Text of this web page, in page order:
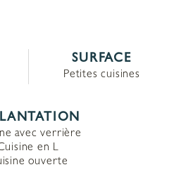
SURFACE
Petites cuisines
avec verrière
en L
ouverte